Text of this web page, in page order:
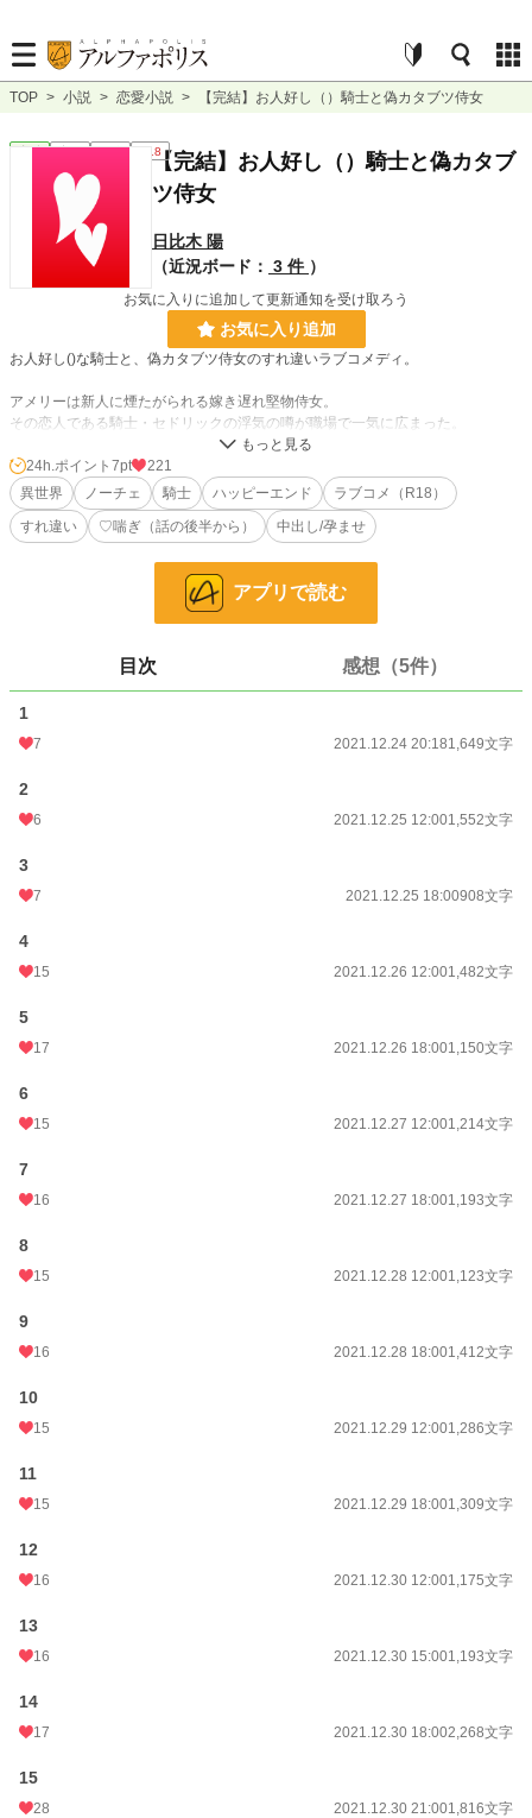
TOP > 小説 > 恋愛小説 > 【完結】お人好し（）騎士と偽カタブツ侍女
恋愛 完結 短編 R18【完結】お人好し（）騎士と偽カタブ
ツ侍女
日比木 陽
（近況ボード： 3 件 ）
お気に入りに追加して更新通知を受け取ろう
お気に入り追加
お人好し()な騎士と、偽カタブツ侍女のすれ違いラブコメディ。
アメリーは新人に煙たがられる嫁き遅れ堅物侍女。
その恋人である騎士・セドリックの浮気の噂が職場で一気に広まった。
セドリックが会いに来て言いにくそうにしていたので、「事情は聞いたわ。」と
文句も言わずアメリーは引き下がったけれど…――？
38,895 位 / 228,955 件
更新日時
初回完結日時
週間ポイント
月間ポイント
年間ポイント
24h.ポイント 7pt
221
異世界
ノーチェ 騎士 ハッピーエンド
ラブコメ（R18）
すれ違い
♡喘ぎ（話の後半から） 中出し/孕ませ
アプリで読む
目次 感想（5件）
1
7 2021.12.24 20:181,649文字
2
6 2021.12.25 12:001,552文字
3
7 2021.12.25 18:00908文字
4
15 2021.12.26 12:001,482文字
5
17 2021.12.26 18:001,150文字
6
15 2021.12.27 12:001,214文字
7
16 2021.12.27 18:001,193文字
8
15 2021.12.28 12:001,123文字
9
16 2021.12.28 18:001,412文字
10
15 2021.12.29 12:001,286文字
11
15 2021.12.29 18:001,309文字
12
16 2021.12.30 12:001,175文字
13
16 2021.12.30 15:001,193文字
14
17 2021.12.30 18:002,268文字
15
28 2021.12.30 21:001,816文字